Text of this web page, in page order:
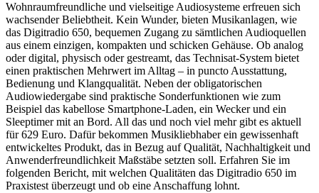
Wohnraumfreundliche und vielseitige Audiosysteme erfreuen sich
wachsender Beliebtheit. Kein Wunder, bieten Musikanlagen, wie
das Digitradio 650, bequemen Zugang zu sämtlichen Audioquellen
aus einem einzigen, kompakten und schicken Gehäuse. Ob analog
oder digital, physisch oder gestreamt, das Technisat-System bietet
einen praktischen Mehrwert im Alltag – in puncto Ausstattung,
Bedienung und Klangqualität. Neben der obligatorischen
Audiowiedergabe sind praktische Sonderfunktionen wie zum
Beispiel das kabellose Smartphone-Laden, ein Wecker und ein
Sleeptimer mit an Bord. All das und noch viel mehr gibt es aktuell
für 629 Euro. Dafür bekommen Musikliebhaber ein gewissenhaft
entwickeltes Produkt, das in Bezug auf Qualität, Nachhaltigkeit und
Anwenderfreundlichkeit Maßstäbe setzten soll. Erfahren Sie im
folgenden Bericht, mit welchen Qualitäten das Digitradio 650 im
Praxistest überzeugt und ob eine Anschaffung lohnt.